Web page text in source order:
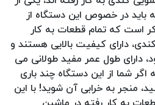
در خصوص این دستگاه از
است که تمام قطعات به کار
دارای کیفیت بالایی هستند و
دارای طول عمر مفید طولانی می
شما از این دستگاه چند باری
منجر به خرابی آن شوید! با این